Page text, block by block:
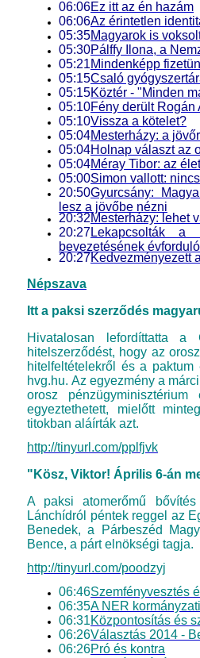
06:06Ez itt az én hazám
06:06Az érintetlen
05:35Magyarok is
05:30Pálffy Ilona, a
05:21Mindenképp
05:15Csaló
05:15Köztér - "Minden
05:10Fény derült
05:10Vissza a kötelet?
05:04Mesterházy: a
05:04Holnap választ az
05:04Méray Tibor: az
05:00Simon vallott:
20:50Gyurcsány:
lesz a jövőbe nézni
20:32Mesterházy: lehet
20:27Lekapcsolták
bevezetésének
20:27Kedvezményezett
Népszava
Itt a paksi szerződés
Hivatalosan lefordíttatta a
hitelszerződést, hogy az
hitelfeltételekről és a
hvg.hu. Az egyezmény a
orosz
egyeztethetett, mielőtt
titokban aláírták azt.
http://tinyurl.com/pplfjvk
"Kösz, Viktor! Április 6-án
A paksi atomerőmű
Lánchídról péntek reggel az
Benedek, a Párbeszéd
Bence, a párt elnökségi tagja.
http://tinyurl.com/poodzyj
06:46Szemfényvesztés
06:35A NER
06:31Központosítás és
06:26Választás 2014 -
06:26Pró és kontra